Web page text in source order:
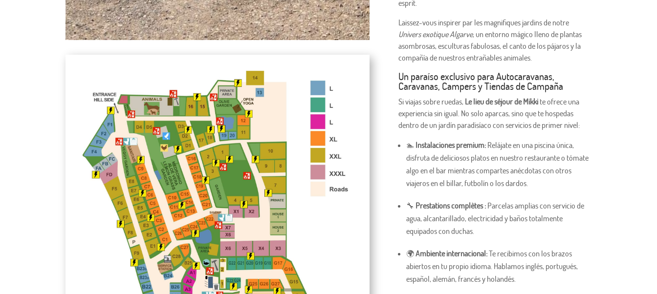
esprit.
Laissez-vous inspirer par les magnifiques jardins de notre
Univers exotique Algarve, un entorno mágico lleno de plantas
asombrosas, esculturas fabulosas, el canto de los pájaros y la
compañía de nuestros entrañables animales.
Un paraíso exclusivo para Autocaravanas,
Caravanas, Campers y Tiendas de Campaña
Si viajas sobre ruedas, Le lieu de séjour de Mikki te ofrece una
experiencia sin igual. No solo aparcas, sino que te hospedas
dentro de un jardín paradisíaco con servicios de primer nivel:
🏊 Instalaciones premium: Relájate en una piscina única,
disfruta de deliciosos platos en nuestro restaurante o tómate
algo en el bar mientras compartes anécdotas con otros
viajeros en el billar, futbolín o los dardos.
🔧 Prestations complètes : Parcelas amplias con servicio de
agua, alcantarillado, electricidad y baños totalmente
equipados con duchas.
🌍Ambiente internacional:Te recibimos con los brazos
abiertos en tu propio idioma. Hablamos inglés, portugués,
español, alemán, francés y holandés.